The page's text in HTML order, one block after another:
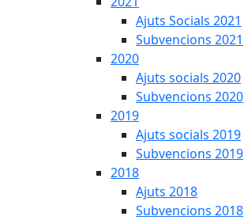
Ajuts Socials 2021
Subvencions 2021
2020
Ajuts socials 2020
Subvencions 2020
2019
Ajuts socials 2019
Subvencions 2019
2018
Ajuts 2018
Subvencions 2018